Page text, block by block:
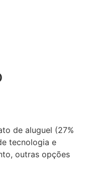
de aluguel (27%
tecnologia e
outras opções